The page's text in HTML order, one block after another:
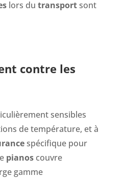
lors du transportsont
contre les
sensibles
de température, et à
spécifique pour
pianoscouvre
gamme